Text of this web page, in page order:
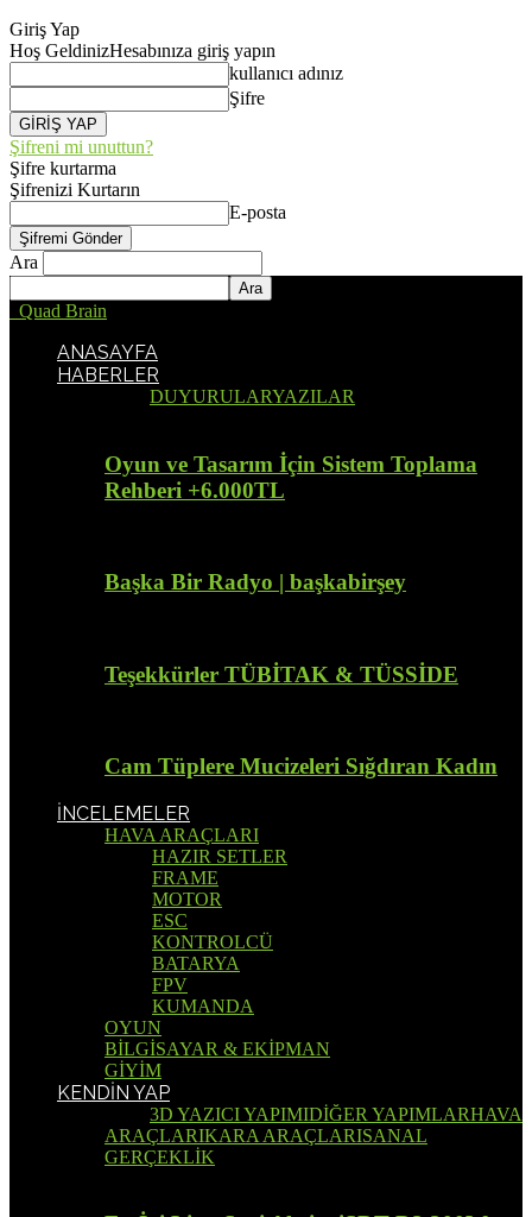
Giriş Yap
Hoş GeldinizHesabınıza giriş yapın
kullanıcı adınız
Şifre
Şifreni mi unuttun?
Şifre kurtarma
Şifrenizi Kurtarın
E-posta
Ara
Quad Brain
ANASAYFA
HABERLER
DUYURULARYAZILAR
Oyun ve Tasarım İçin Sistem Toplama
Rehberi +6.000TL
Başka Bir Radyo | başkabirşey
Teşekkürler TÜBİTAK & TÜSSİDE
Cam Tüplere Mucizeleri Sığdıran Kadın
İNCELEMELER
HAVA ARAÇLARI
HAZIR SETLER
FRAME
MOTOR
ESC
KONTROLCÜ
BATARYA
FPV
KUMANDA
OYUN
BİLGİSAYAR & EKİPMAN
GİYİM
KENDİN YAP
3D YAZICI YAPIMIDİĞER YAPIMLARHAVA
ARAÇLARIKARA ARAÇLARISANAL
GERÇEKLİK